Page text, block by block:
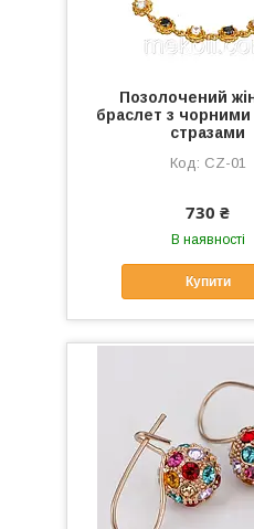
Позолочений
браслет з чорними
стразами
CZ-01
730 ₴
В наявності
Купити